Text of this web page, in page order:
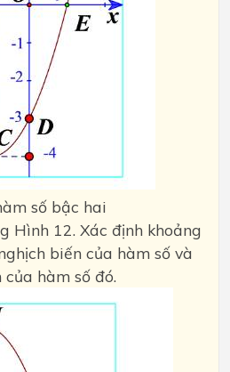
số bậc hai
Hình 12. Xác định khoảng
biến của hàm số và
hàm số đó.